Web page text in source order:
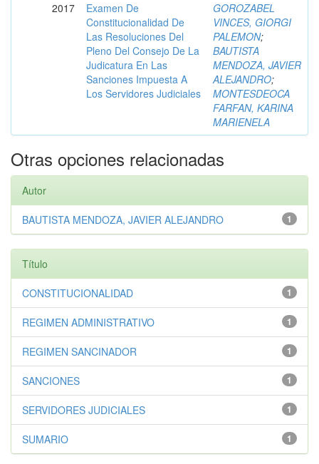
2017
Examen De
Constitucionalidad De
Las Resoluciones Del
Pleno Del Consejo De La
Judicatura En Las
Sanciones Impuesta A
Los Servidores Judiciales
GOROZABEL
VINCES, GIORGI
PALEMON;
BAUTISTA
MENDOZA, JAVIER
ALEJANDRO;
MONTESDEOCA
FARFAN, KARINA
MARIENELA
Otras opciones relacionadas
Autor
1
BAUTISTA MENDOZA, JAVIER ALEJANDRO
Título
1
CONSTITUCIONALIDAD
1
REGIMEN ADMINISTRATIVO
1
REGIMEN SANCINADOR
1
SANCIONES
1
SERVIDORES JUDICIALES
1
SUMARIO